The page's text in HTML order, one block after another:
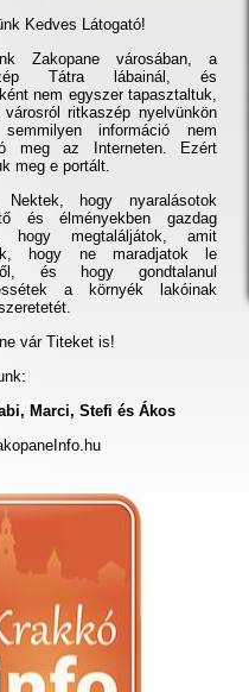
Kedves Látogató!
Zakopane városában, a
Tátra lábainál, és
nem egyszer tapasztaltuk,
ritkaszép nyelvünkön
információ nem
meg az Interneten. Ezért
meg e portált.
Nektek, hogy nyaralásotok
és élményekben gazdag
hogy megtaláljátok, amit
hogy ne maradjatok le
és hogy gondtalanul
a környék lakóinak
vár Titeket is!
Marci, Stefi és Ákos